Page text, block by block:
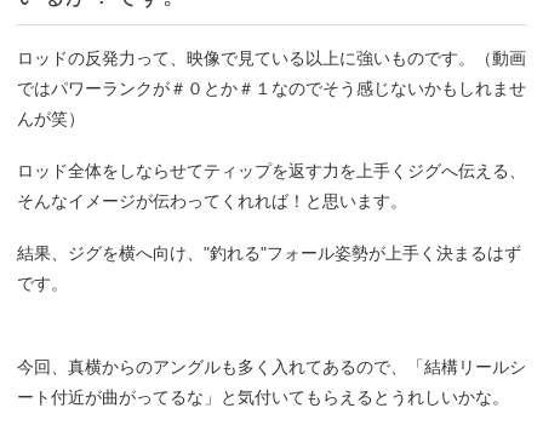
ロッドの反発力って、映像で見ている以上に強いものです。（動画
ではパワーランクが＃０とか＃１なのでそう感じないかもしれませ
んが笑）
ロッド全体をしならせてティップを返す力を上手くジグへ伝える、
そんなイメージが伝わってくれれば！と思います。
結果、ジグを横へ向け、"釣れる"フォール姿勢が上手く決まるはず
です。
今回、真横からのアングルも多く入れてあるので、「結構リールシ
ート付近が曲がってるな」と気付いてもらえるとうれしいかな。